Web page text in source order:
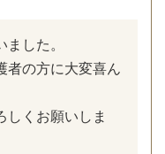
した。
者の方に大変喜ん
しくお願いしま